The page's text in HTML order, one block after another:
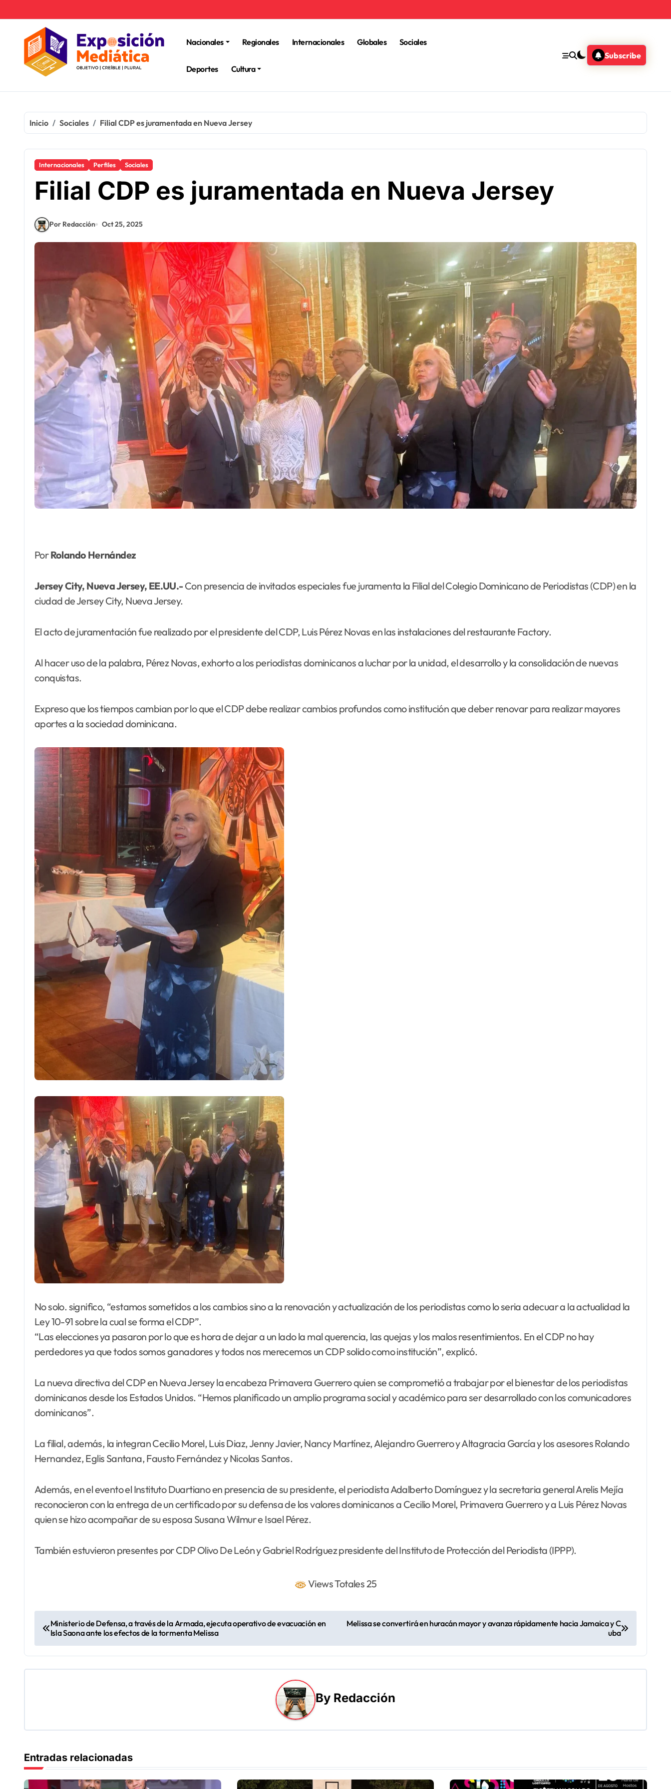
Nacionales
Regionales Internacionales Globales Sociales
Deportes Cultura
Subscribe
Inicio Sociales Filial CDP es juramentada en Nueva Jersey
Internacionales Perfiles Sociales
Filial CDP es juramentada en Nueva Jersey
Por Redacción Oct 25, 2025
PorRolando Hernández
Jersey City, Nueva Jersey, EE.UU.-Con presencia de invitados especiales fue juramenta la Filial del Colegio Dominicano de Periodistas (CDP) en la
ciudad de Jersey City, Nueva Jersey.
El acto de juramentación fue realizado por el presidente del CDP, Luis Pérez Novas en las instalaciones del restaurante Factory.
Al hacer uso de la palabra, Pérez Novas, exhorto a los periodistas dominicanos a luchar por la unidad, el desarrollo y la consolidación de nuevas
conquistas.
Expreso que los tiempos cambian por lo que el CDP debe realizar cambios profundos como institución que deber renovar para realizar mayores
aportes a la sociedad dominicana.
No solo. significo, “estamos sometidos a los cambios sino a la renovación y actualización de los periodistas como lo seria adecuar a la actualidad la
Ley 10-91 sobre la cual se forma el CDP”.
“Las elecciones ya pasaron por lo que es hora de dejar a un lado la mal querencia, las quejas y los malos resentimientos. En el CDP no hay
perdedores ya que todos somos ganadores y todos nos merecemos un CDP solido como institución”, explicó.
La nueva directiva del CDP en Nueva Jersey la encabeza Primavera Guerrero quien se comprometió a trabajar por el bienestar de los periodistas
dominicanos desde los Estados Unidos. “Hemos planificado un amplio programa social y académico para ser desarrollado con los comunicadores
dominicanos”.
La filial, además, la integran Cecilio Morel, Luis Diaz, Jenny Javier, Nancy Martínez, Alejandro Guerrero y Altagracia García y los asesores Rolando
Hernandez, Eglis Santana, Fausto Fernández y Nicolas Santos.
Además, en el evento el Instituto Duartiano en presencia de su presidente, el periodista Adalberto Domínguez y la secretaria general Arelis Mejía
reconocieron con la entrega de un certificado por su defensa de los valores dominicanos a Cecilio Morel, Primavera Guerrero y a Luis Pérez Novas
quien se hizo acompañar de su esposa Susana Wilmur e Isael Pérez.
También estuvieron presentes por CDP Olivo De León y Gabriel Rodríguez presidente del Instituto de Protección del Periodista (IPPP).
Views Totales 25
N
a
v
i
ó
Ministerio de Defensa, a través de la Armada, ejecuta operativo de evacuación en
Isla Saona ante los efectos de la tormenta Melissa
Melissa se convertirá en huracán mayor y avanza rápidamente hacia Jamaica y C
uba
By Redacción
Entradas relacionadas